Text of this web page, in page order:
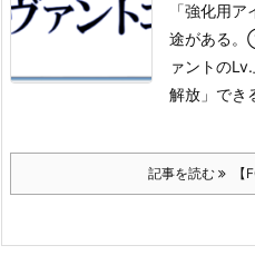
「強化用
途がある。
ァントの
解放」でき
記事を読む 【